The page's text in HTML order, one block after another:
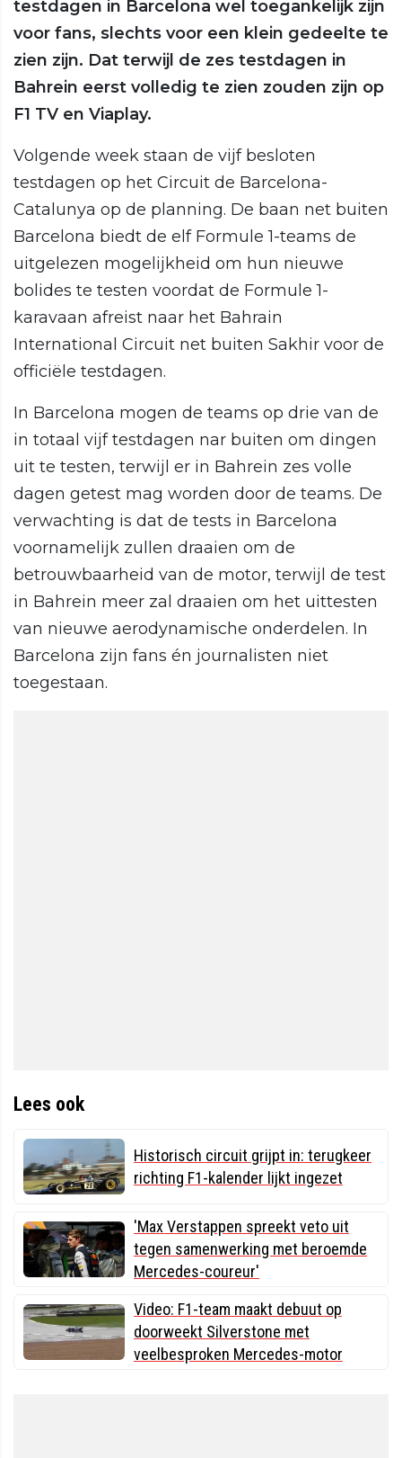
testdagen in Barcelona wel toegankelijk zijn
voor fans, slechts voor een klein gedeelte te
zien zijn. Dat terwijl de zes testdagen in
Bahrein eerst volledig te zien zouden zijn op
F1 TV en Viaplay.
Volgende week staan de vijf besloten
testdagen op het Circuit de Barcelona-
Catalunya op de planning. De baan net buiten
Barcelona biedt de elf Formule 1-teams de
uitgelezen mogelijkheid om hun nieuwe
bolides te testen voordat de Formule 1-
karavaan afreist naar het Bahrain
International Circuit net buiten Sakhir voor de
officiële testdagen.
In Barcelona mogen de teams op drie van de
in totaal vijf testdagen nar buiten om dingen
uit te testen, terwijl er in Bahrein zes volle
dagen getest mag worden door de teams. De
verwachting is dat de tests in Barcelona
voornamelijk zullen draaien om de
betrouwbaarheid van de motor, terwijl de test
in Bahrein meer zal draaien om het uittesten
van nieuwe aerodynamische onderdelen. In
Barcelona zijn fans én journalisten niet
toegestaan.
Lees ook
Historisch circuit grijpt in: terugkeer
richting F1-kalender lijkt ingezet
'Max Verstappen spreekt veto uit
tegen samenwerking met beroemde
Mercedes-coureur'
Video: F1-team maakt debuut op
doorweekt Silverstone met
veelbesproken Mercedes-motor